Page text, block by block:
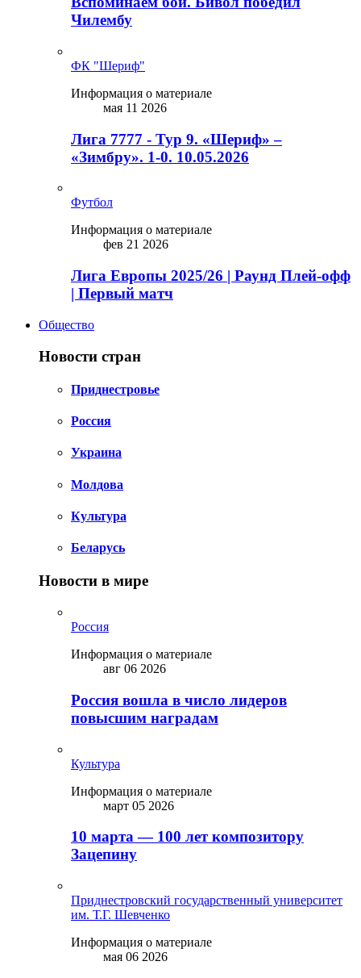
Чилембу
ФК "Шериф"
Информация о материале
мая 11 2026
Лига 7777 - Тур 9. «Шериф» –
«Зимбру». 1-0. 10.05.2026
Футбол
Информация о материале
фев 21 2026
Лига Европы 2025/26 | Раунд Плей-офф
| Первый матч
Общество
Новости стран
Приднестровье
Россия
Украина
Молдова
Культура
Беларусь
Новости в мире
Россия
Информация о материале
авг 06 2026
Россия вошла в число лидеров
повысшим наградам
Культура
Информация о материале
март 05 2026
10 марта — 100 лет композитору
Зацепину
Приднестровский государственный университет
им. Т.Г. Шевченко
Информация о материале
мая 06 2026